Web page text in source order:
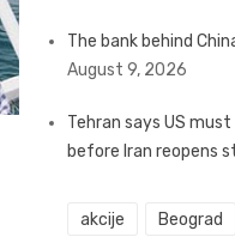
The bank behind
August 9, 2026
Tehran says US
before Iran reopens
akcije Beograd